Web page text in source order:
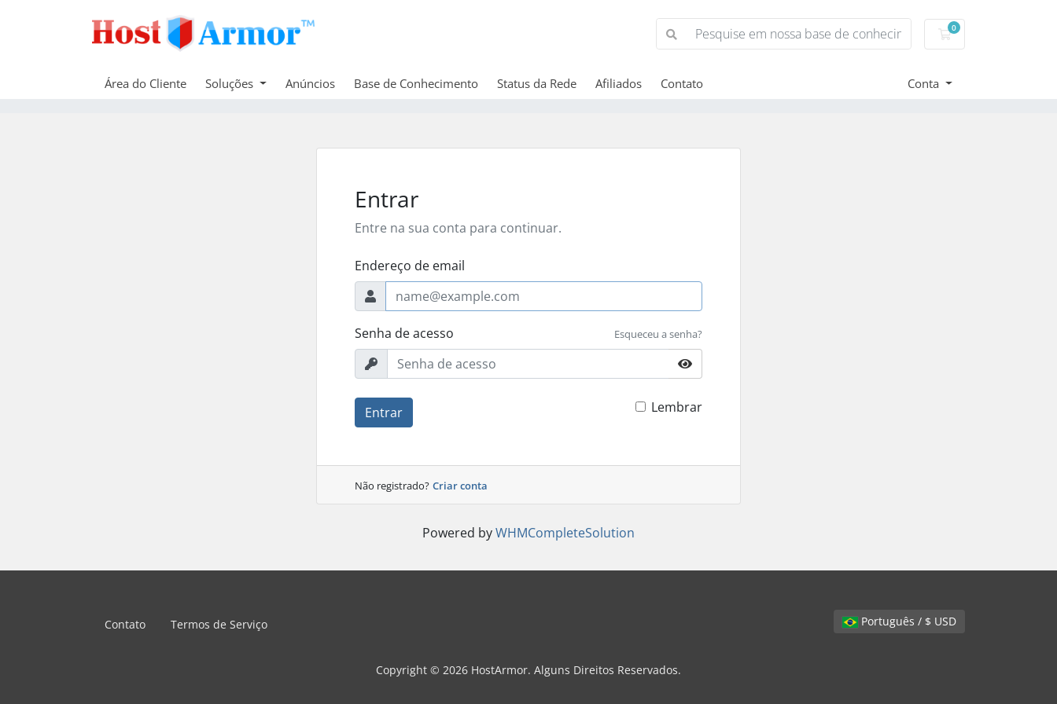
0
Carrinho de
Área do Cliente Soluções Anúncios Base de Conhecimento Status da Rede Afiliados Contato Conta
Entrar
Entre na sua conta para continuar.
Endereço de email
Senha de acesso Esqueceu a senha?
Entrar Lembrar
Não registrado? Criar conta
Powered byWHMCompleteSolution
Português / $ USD
Contato Termos de Serviço
Copyright © 2026 HostArmor. Alguns Direitos Reservados.